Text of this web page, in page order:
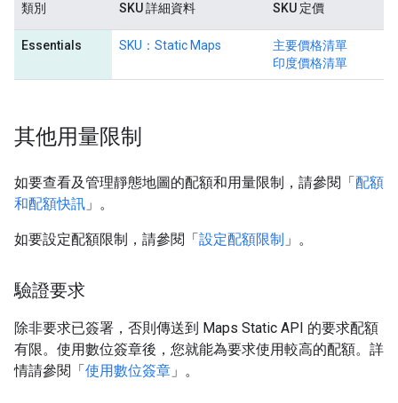
類別 SKU 詳細資料 SKU 定價
Essentials SKU：Static Maps
主要價格清單
印度價格清單
其他用量限制
如要查看及管理靜態地圖的配額和用量限制，請參閱「配額
和配額快訊 」。
如要設定配額限制，請參閱「設定配額限制 」。
驗證要求
除非要求已簽署，否則傳送到 Maps Static API 的要求配額
有限。使用數位簽章後，您就能為要求使用較高的配額。詳
情請參閱「使用數位簽章 」。